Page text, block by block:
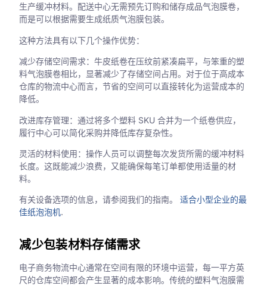
生产缓冲材料。配送中心无需预先订购和储存成品气泡膜卷，
而是可以根据需要生成纸质气泡膜包装。
这种方法具有以下几个操作优势：
减少存储空间需求：牛皮纸卷在压纹前紧凑扁平，与笨重的塑
料气泡膜卷相比，显著减少了存储空间占用。对于位于高成本
仓库的物流中心而言，节省的空间可以直接转化为运营成本的
降低。
改进库存管理：通过将多个塑料 SKU 合并为一个纸卷供应，
履行中心可以简化采购并降低库存复杂性。
灵活的材料使用：操作人员可以调整每次发货所需的缓冲材料
长度。这既能减少浪费，又能确保每笔订单都使用适量的材
料。
有关设备选项的信息，请参阅我们的指南。适合小型企业的最
佳纸泡泡机.
减少包装材料存储需求
电子商务物流中心通常在空间有限的环境中运营，每一平方英
尺的仓库空间都会产生显著的成本影响。传统的塑料气泡膜需